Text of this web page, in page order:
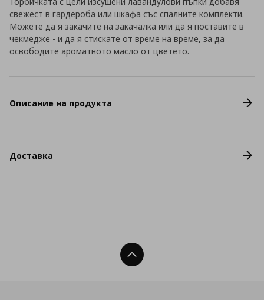
свежест в гардероба или шкафа със спалните комплекти.
Можете да я закачите на закачалка или да я поставите в
чекмедже - и да я стискате от време на време, за да
освободите ароматното масло от цветето.
Описание на продукта
Доставка
Нагоре